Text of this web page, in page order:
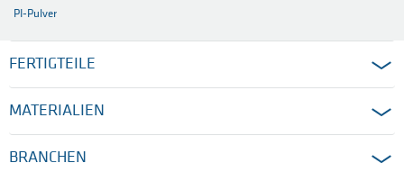
PI-Pulver
FERTIGTEILE
MATERIALIEN
BRANCHEN